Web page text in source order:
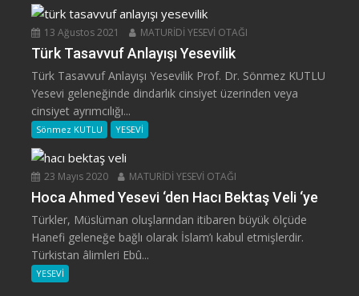
13 Ağustos 2021 MATURİDİ YESEVİ OTAĞI
Türk Tasavvuf Anlayışı Yesevilik
Türk Tasavvuf Anlayışı Yesevilik Prof. Dr. Sönmez KUTLU
Yesevi geleneğinde dindarlık cinsiyet üzerinden veya
cinsiyet ayrımcılığı...
Sönmez KUTLU YESEVİ
23 Mayıs 2020 MATURİDİ YESEVİ OTAĞI
Hoca Ahmed Yesevi ‘den Hacı Bektaş Veli ‘ye
Türkler, Müslüman oluşlarından itibaren büyük ölçüde
Hanefi geleneğe bağlı olarak İslam’ı kabul etmişlerdir.
Türkistan âlimleri Ebû...
YESEVİ